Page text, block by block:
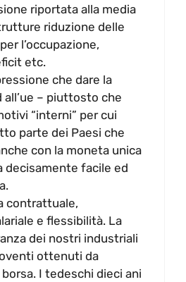
riportata alla media
riduzione delle
l’occupazione,
etc.
che dare la
all’ue – piuttosto che
“interni” per cui
parte dei Paesi che
con la moneta unica
decisamente facile ed
contrattuale,
e flessibilità. La
dei nostri industriali
ottenuti da
borsa. I tedeschi dieci ani